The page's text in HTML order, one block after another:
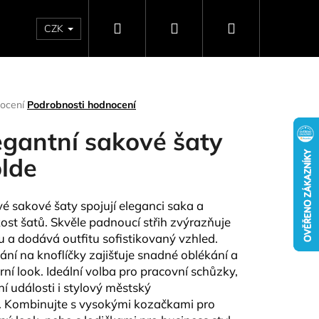
NAPIŠTE NÁM DÁRKOVÉ POUKAZY
CZK Hledat PřihlášeníNákupní
Podrobnosti hodnocení
sakové šaty
sakové šaty spojují eleganci saka a
šatů. Skvěle padnoucí střih zvýrazňuje
a dodává outfitu sofistikovaný vzhled.
na knoflíčky zajišťuje snadné oblékání a
look. Ideální volba pro pracovní schůzky,
události i stylový městský
Kombinujte s vysokými kozačkami pro
Následující